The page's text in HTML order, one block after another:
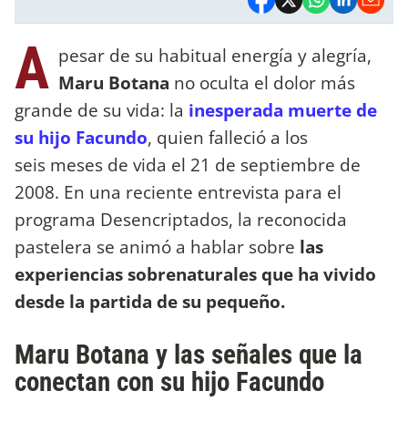
A pesar de su habitual energía y alegría,
Maru Botana no oculta el dolor más
grande de su vida: la inesperada muerte de
su hijo Facundo, quien falleció a los
seis meses de vida el 21 de septiembre de
2008. En una reciente entrevista para el
programa Desencriptados, la reconocida
pastelera se animó a hablar sobre las
experiencias sobrenaturales que ha vivido
desde la partida de su pequeño.
Maru Botana y las señales que la
conectan con su hijo Facundo